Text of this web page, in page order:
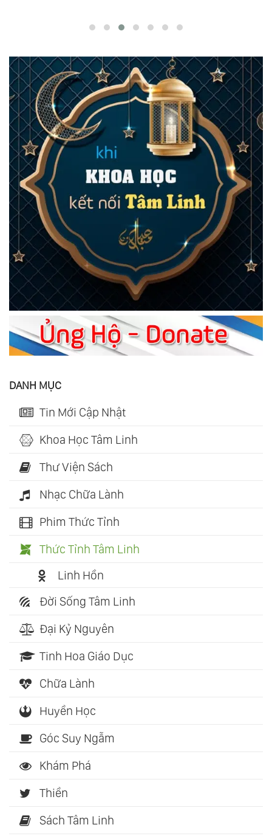
DANH MỤC
Tin Mới Cập Nhật
Khoa Học Tâm Linh
Thư Viện Sách
Nhạc Chữa Lành
Phim Thức Tỉnh
Thức Tỉnh Tâm Linh
Linh Hồn
Đời Sống Tâm Linh
Đại Kỷ Nguyên
Tinh Hoa Giáo Dục
Chữa Lành
Huyền Học
Góc Suy Ngẫm
Khám Phá
Thiền
Sách Tâm Linh